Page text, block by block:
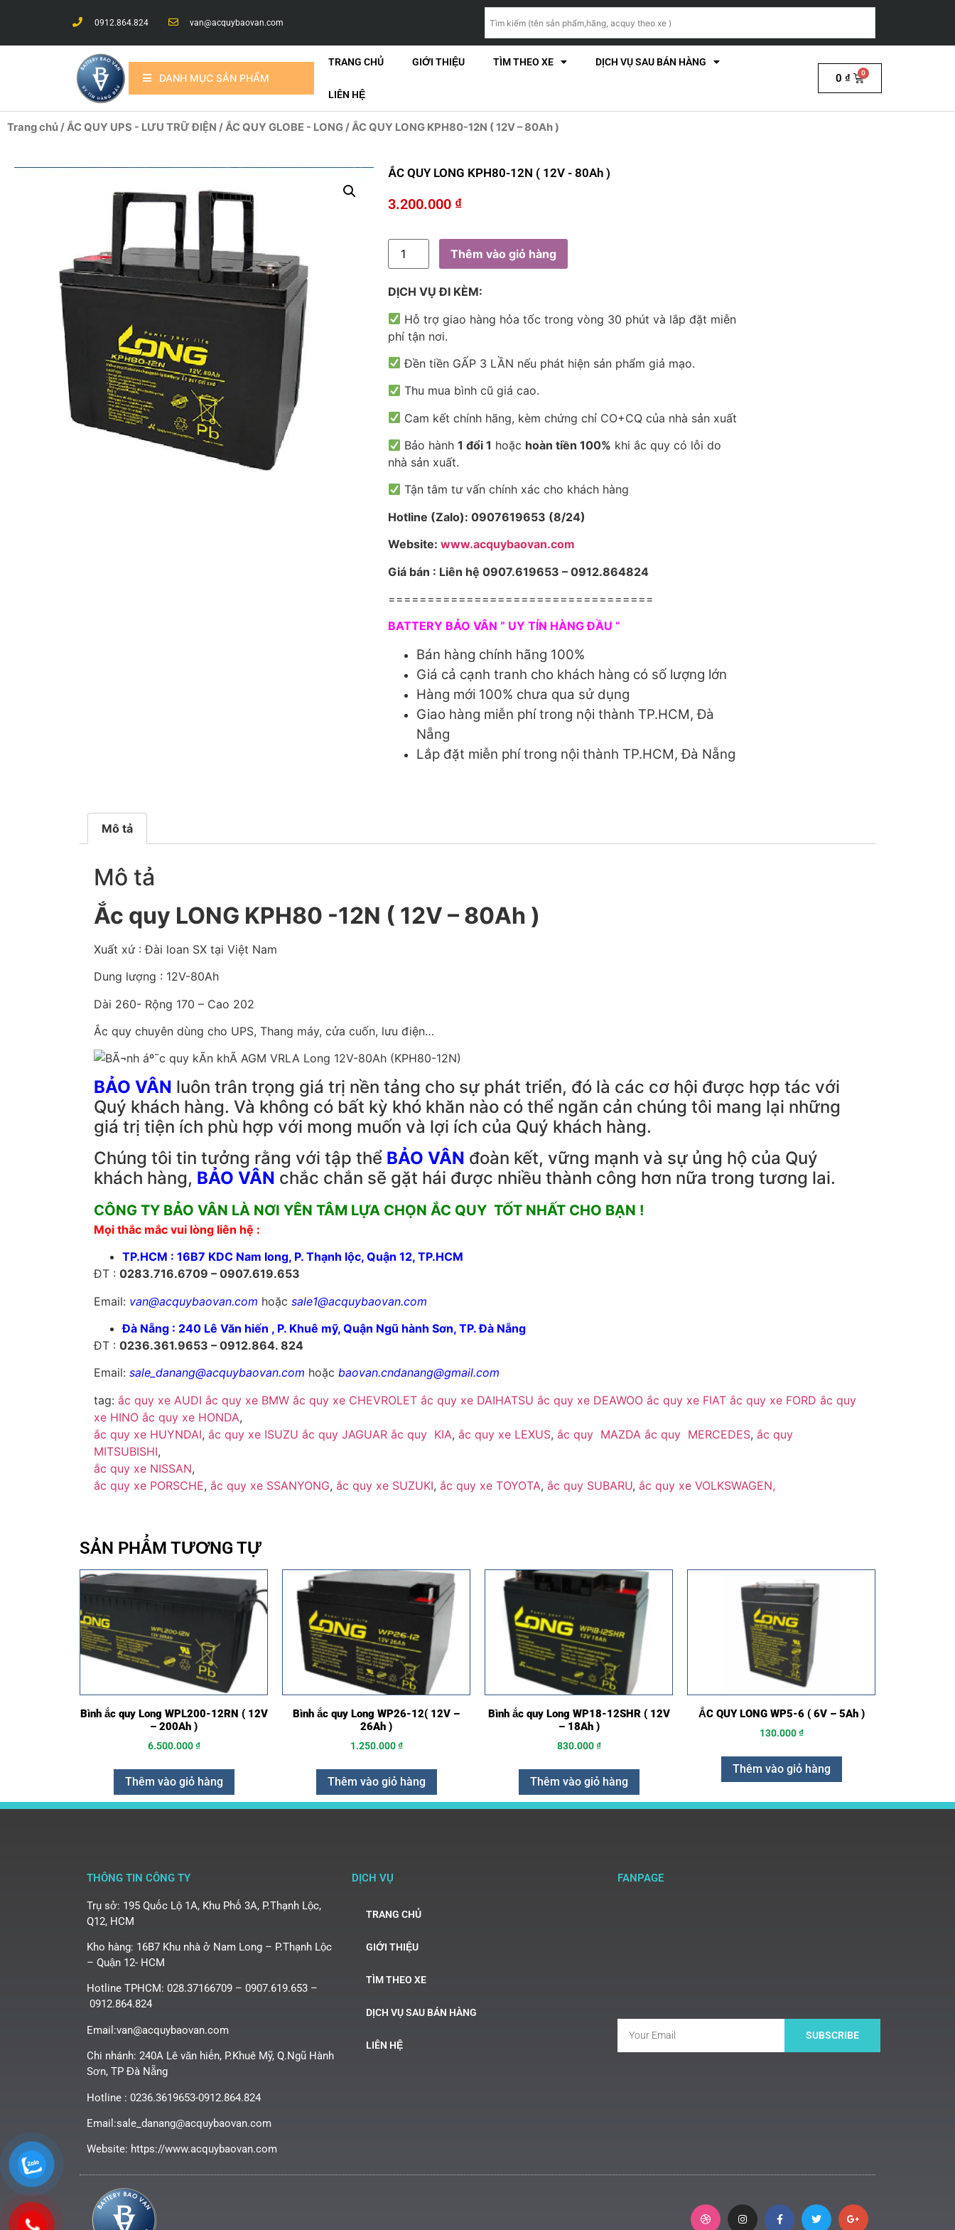
0912.864.824 van@acquybaovan.com
DANH MỤC SẢN PHẨM
TRANG CHỦ GIỚI THIỆU TÌM THEO XE DỊCH VỤ SAU BÁN HÀNG
LIÊN HỆ
0 ₫
Trang chủ/ẮC QUY UPS - LƯU TRỮ ĐIỆN /ẮC QUY GLOBE - LONG/ ẮC QUY LONG KPH80-12N ( 12V – 80Ah )
ẮC QUY LONG KPH80-12N ( 12V - 80Ah )
3.200.000 ₫
Thêm vào giỏ hàng
DỊCH VỤ ĐI KÈM:
Hỗ trợ giao hàng hỏa tốc trong vòng 30 phút và lắp đặt miễn
phí tận nơi.
Đền tiền GẤP 3 LẦN nếu phát hiện sản phẩm giả mạo.
Thu mua bình cũ giá cao.
Cam kết chính hãng, kèm chứng chỉ CO+CQ của nhà sản xuất
Bảo hành1 đổi 1 hoặc hoàn tiền 100% khi ắc quy có lỗi do
nhà sản xuất.
Tận tâm tư vấn chính xác cho khách hàng
Hotline (Zalo): 0907619653 (8/24)
Website:www.acquybaovan.com
Giá bán : Liên hệ 0907.619653 – 0912.864824
==================================
BATTERY BẢO VÂN ” UY TÍN HÀNG ĐẦU “
Bán hàng chính hãng 100%
Giá cả cạnh tranh cho khách hàng có số lượng lớn
Hàng mới 100% chưa qua sử dụng
Giao hàng miễn phí trong nội thành TP.HCM, Đà
Nẵng
Lắp đặt miễn phí trong nội thành TP.HCM, Đà Nẵng
Mô tả
Mô tả
Ắc quy LONG KPH80 -12N ( 12V – 80Ah )
Xuất xứ : Đài loan SX tại Việt Nam
Dung lượng : 12V-80Ah
Dài 260- Rộng 170 – Cao 202
Ắc quy chuyên dùng cho UPS, Thang máy, cửa cuốn, lưu điện…
BẢO VÂN luôn trân trọng giá trị nền tảng cho sự phát triển, đó là các cơ hội được hợp tác với
Quý khách hàng. Và không có bất kỳ khó khăn nào có thể ngăn cản chúng tôi mang lại những
giá trị tiện ích phù hợp với mong muốn và lợi ích của Quý khách hàng.
Chúng tôi tin tưởng rằng với tập thể BẢO VÂN đoàn kết, vững mạnh và sự ủng hộ của Quý
khách hàng, BẢO VÂN chắc chắn sẽ gặt hái được nhiều thành công hơn nữa trong tương lai.
CÔNG TY BẢO VÂN LÀ NƠI YÊN TÂM LỰA CHỌN ẮC QUY TỐT NHẤT CHO BẠN !
Mọi thắc mắc vui lòng liên hệ :
TP.HCM : 16B7 KDC Nam long, P. Thạnh lộc, Quận 12, TP.HCM
ĐT : 0283.716.6709 – 0907.619.653
Email: van@acquybaovan.com hoặc sale1@acquybaovan.com
Đà Nẵng : 240 Lê Văn hiến , P. Khuê mỹ, Quận Ngũ hành Sơn, TP. Đà Nẵng
ĐT : 0236.361.9653 – 0912.864. 824
Email: sale_danang@acquybaovan.com hoặc baovan.cndanang@gmail.com
tag: ắc quy xe AUDI ắc quy xe BMW ắc quy xe CHEVROLET ắc quy xe DAIHATSU ắc quy xe DEAWOO ắc quy xe FIAT ắc quy xe FORD ắc quy
xe HINO ắc quy xe HONDA,
ắc quy xe HUYNDAI, ắc quy xe ISUZU ắc quy JAGUAR ắc quy KIA, ắc quy xe LEXUS, ắc quy MAZDA ắc quy MERCEDES, ắc quy
MITSUBISHI,
ắc quy xe NISSAN,
ắc quy xe PORSCHE, ắc quy xe SSANYONG, ắc quy xe SUZUKI, ắc quy xe TOYOTA, ắc quy SUBARU, ắc quy xe VOLKSWAGEN,
SẢN PHẨM TƯƠNG TỰ
Bình ắc quy Long WPL200-12RN ( 12V
– 200Ah )
6.500.000₫
Thêm vào giỏ hàng
Bình ắc quy Long WP26-12( 12V –
26Ah )
1.250.000₫
Thêm vào giỏ hàng
Bình ắc quy Long WP18-12SHR ( 12V
– 18Ah )
830.000₫
Thêm vào giỏ hàng
ẮC QUY LONG WP5-6 ( 6V – 5Ah )
130.000₫
Thêm vào giỏ hàng
THÔNG TIN CÔNG TY
Trụ sở: 195 Quốc Lộ 1A, Khu Phố 3A, P.Thạnh Lộc,
Q12, HCM
Kho hàng: 16B7 Khu nhà ở Nam Long – P.Thạnh Lộc
– Quận 12- HCM
Hotline TPHCM: 028.37166709 – 0907.619.653 –
0912.864.824
Email:van@acquybaovan.com
Chi nhánh: 240A Lê văn hiến, P.Khuê Mỹ, Q.Ngũ Hành
Sơn, TP Đà Nẵng
Hotline : 0236.3619653-0912.864.824
Email:sale_danang@acquybaovan.com
Website: https://www.acquybaovan.com
DỊCH VỤ
TRANG CHỦ
GIỚI THIỆU
TÌM THEO XE
DỊCH VỤ SAU BÁN HÀNG
LIÊN HỆ
FANPAGE
SUBSCRIBE